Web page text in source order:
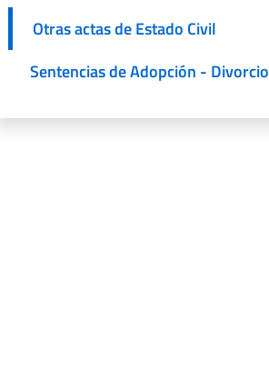
Otras actas de Estado Civil
Sentencias de Adopción - Divorcio